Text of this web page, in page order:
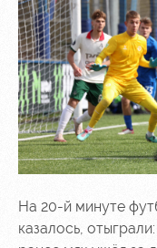
На 20-й минуте
казалось,